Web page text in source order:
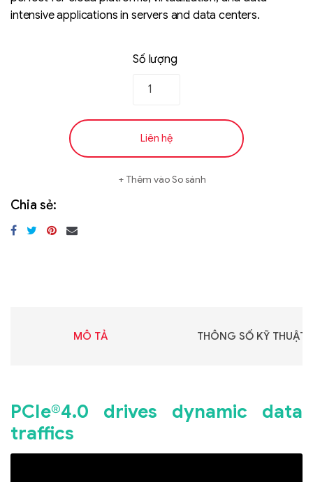
intensive applications in servers and data centers.
Số lượng
Liên hệ
Thêm vào So sánh
Chia sẻ:
MÔ TẢ THÔNG SỐ KỸ THUẬT
PCIe®4.0 drives dynamic data
traffics
- GDDR - GDDR6